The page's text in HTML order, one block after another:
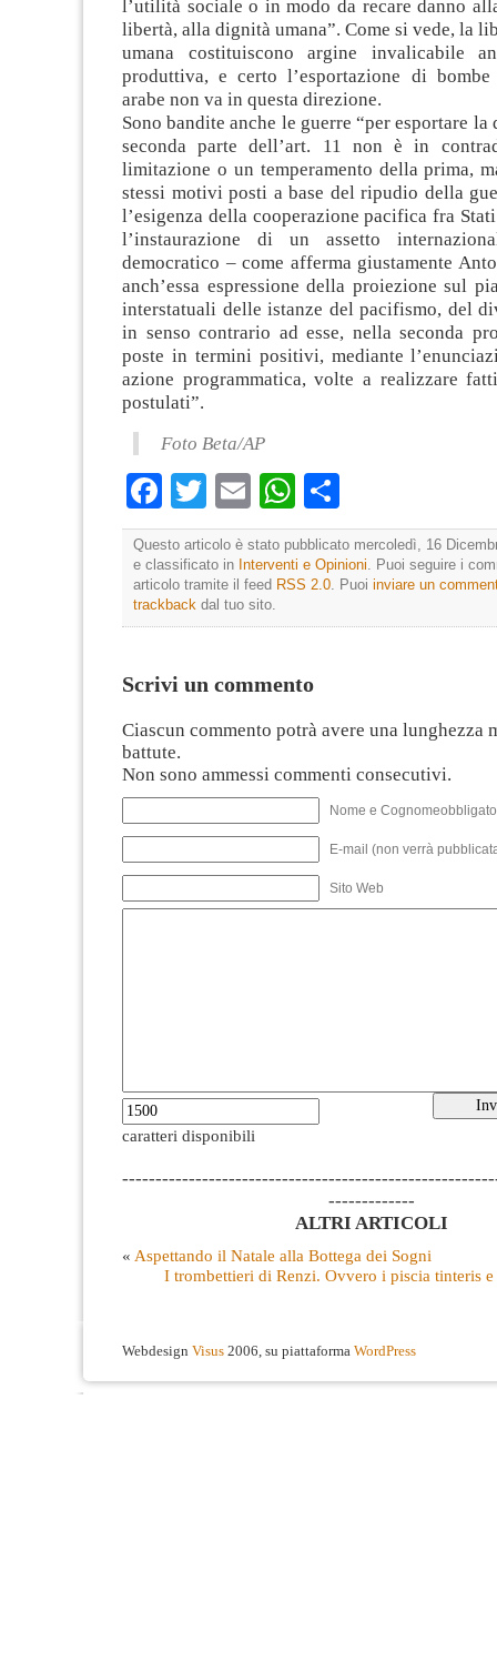
l’utilità sociale o in modo da recare danno
libertà, alla dignità umana”. Come si vede, la
umana costituiscono argine invalicabile
produttiva, e certo l’esportazione di
arabe non va in questa direzione.
Sono bandite anche le guerre “per esportare la
seconda parte dell’art. 11 non è in
limitazione o un temperamento della prima,
stessi motivi posti a base del ripudio della
l’esigenza della cooperazione pacifica fra
l’instaurazione di un assetto
democratico – come afferma giustamente
anch’essa espressione della proiezione sul
interstatuali delle istanze del pacifismo, del
in senso contrario ad esse, nella seconda
poste in termini positivi, mediante
azione programmatica, volte a realizzare
postulati”.
Foto Beta/AP
Facebook
TwitterEmailWhatsApp
Questo articolo è stato pubblicato mercoledì, 16
e classificato in Interventi e Opinioni . Puoi seguire i
articolo tramite il feed RSS 2.0 . Puoi inviare un
trackback dal tuo sito.
Scrivi un commento
Ciascun commento potrà avere una lunghezza
battute.
Non sono ammessi commenti consecutivi.
Nome e
E-mail (non verrà
Sito Web
caratteri disponibili
-------------
ALTRI ARTICOLI
« Aspettando il Natale alla Bottega dei Sogni
I trombettieri di Renzi. Ovvero i piscia tinteris
Webdesign Visus 2006, su piattaforma WordPress